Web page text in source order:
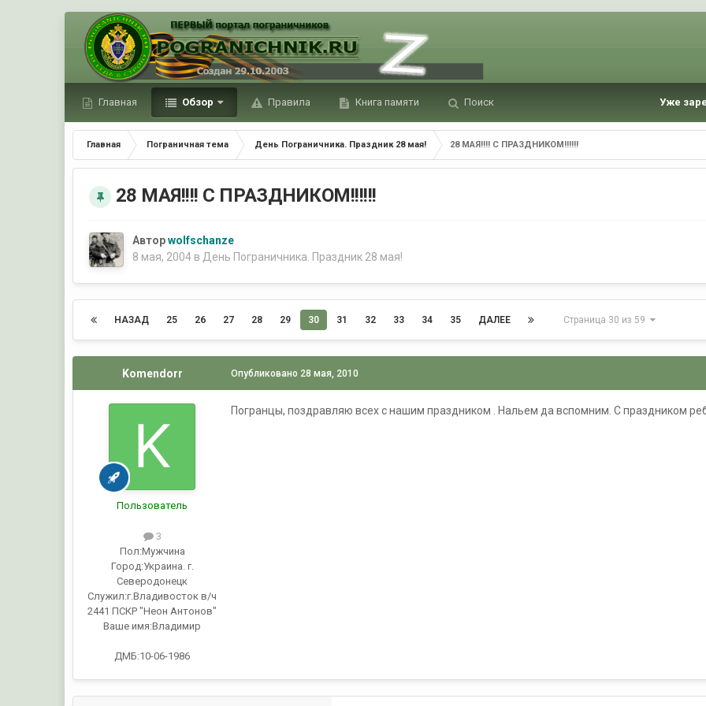
Главная Обзор Правила Книга памяти Поиск Уже
Главная Пограничная тема День Пограничника. Праздник 28 мая! 28 МАЯ!!!! С ПРАЗДНИКОМ!!!!!!
28 МАЯ!!!! С ПРАЗДНИКОМ!!!!!!
Авторwolfschanze
8 мая, 2004 в День Пограничника. Праздник 28 мая!
НАЗАД 25 26 27 28 29 30 31 32 33 34 35 ДАЛЕЕ Страница 30 из 59
Komendorr
Пользователь
3
Пол:Мужчина
Город:Украина. г.
Северодонецк
Служил:г.Владивосток в/ч
2441 ПСКР "Неон Антонов"
Ваше имя:Владимир
ДМБ:10-06-1986
Опубликовано 28 мая, 2010
Погранцы, поздравляю всех с нашим праздником . Нальем да вспомним. С праздником